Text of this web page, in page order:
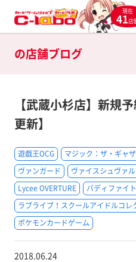
現在
41店
の店舗ブログ
【武蔵小杉店】新規
更新】
遊戯王OCG マジック：ザ・ギャ
ヴァンガード
ヴァイスシュヴァ
Lycee OVERTURE
バディファイト
ラブライブ！スクールアイドルコレ
ポケモンカードゲーム
2018.06.24